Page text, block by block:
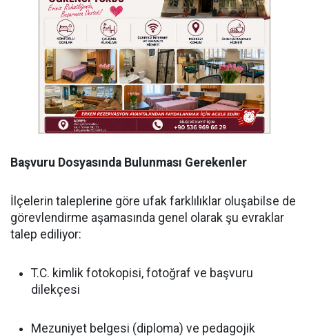
Başvuru Dosyasında Bulunması Gerekenler
İlçelerin taleplerine göre ufak farklılıklar oluşabilse de
görevlendirme aşamasında genel olarak şu evraklar
talep ediliyor:
T.C. kimlik fotokopisi, fotoğraf ve başvuru
dilekçesi
Mezuniyet belgesi (diploma) ve pedagojik